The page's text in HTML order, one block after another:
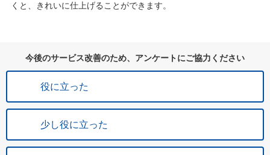
くと、きれいに仕上げることができます。
今後のサービス改善のため、アンケートにご協力ください
役に立った
少し役に立った